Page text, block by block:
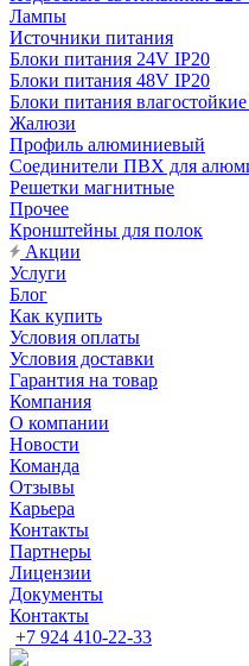
Лампы
Источники питания
Блоки питания 24V IP20
Блоки питания 48V IP20
Блоки питания
Жалюзи
Профиль алюминиевый
Соединители ПВХ для
Решетки магнитные
Прочее
Кронштейны для полок
Акции
Услуги
Блог
Как купить
Условия оплаты
Условия доставки
Гарантия на товар
Компания
О компании
Новости
Команда
Отзывы
Карьера
Контакты
Партнеры
Лицензии
Документы
Контакты
+7 924 410-22-33